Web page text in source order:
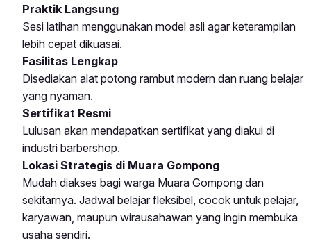
Praktik Langsung
Sesi latihan menggunakan model asli agar keterampilan
lebih cepat dikuasai.
Fasilitas Lengkap
Disediakan alat potong rambut modern dan ruang belajar
yang nyaman.
Sertifikat Resmi
Lulusan akan mendapatkan sertifikat yang diakui di
industri barbershop.
Lokasi Strategis di Muara Gompong
Mudah diakses bagi warga Muara Gompong dan
sekitarnya. Jadwal belajar fleksibel, cocok untuk pelajar,
karyawan, maupun wirausahawan yang ingin membuka
usaha sendiri.